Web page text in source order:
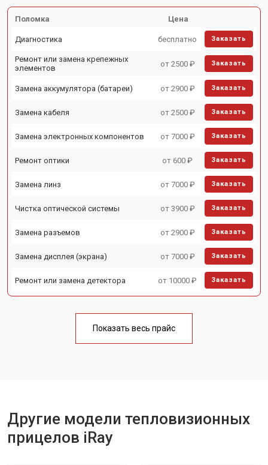
Поломка Цена
Диагностика бесплатно Заказать
Ремонт или замена крепежных
элементов
от 2500 ₽ Заказать
Замена аккумулятора (батареи) от 2900 ₽ Заказать
Замена кабеля от 2500 ₽ Заказать
Замена электронных компонентов от 7000 ₽ Заказать
Ремонт оптики от 600 ₽ Заказать
Замена линз от 7000 ₽ Заказать
Чистка оптической системы от 3900 ₽ Заказать
Замена разъемов от 2900 ₽ Заказать
Замена дисплея (экрана) от 7000 ₽ Заказать
Ремонт или замена детектора от 10000 ₽ Заказать
Показать весь прайс
Другие модели тепловизионных
прицелов iRay